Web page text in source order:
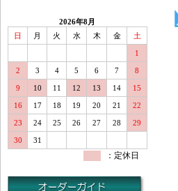
2026年8月
日
月 火 水 木 金 土
1
2 3 4 5 6 7 8
9 10 11 12 13 14 15
16 17 18 19 20 21 22
23 24 25 26 27 28 29
30 31
：定休日